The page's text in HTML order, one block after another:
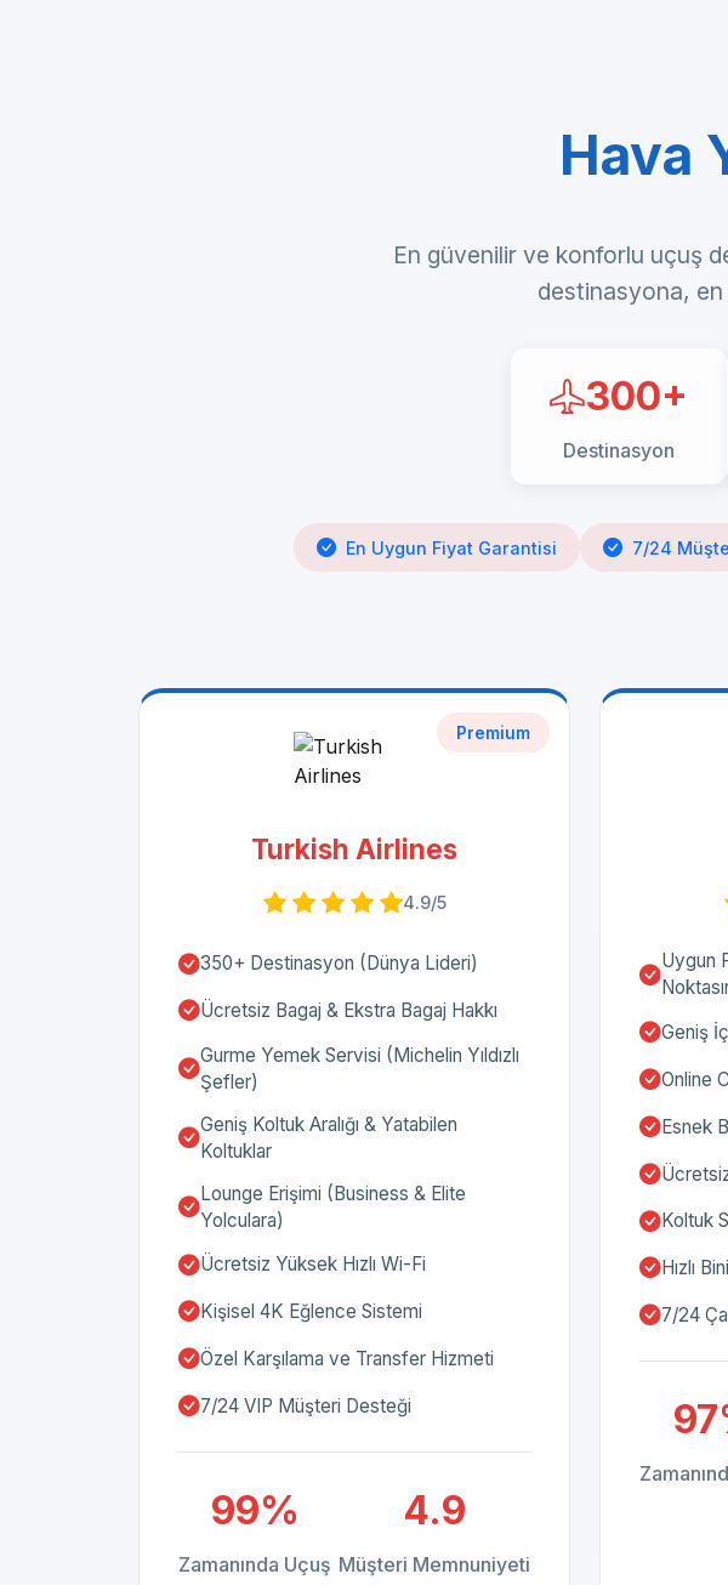
Hava
En güvenilir ve konforlu uçuş
destinasyona, en
300+
Destinasyon
En Uygun Fiyat Garantisi 7/24
Premium
Turkish Airlines
4.9/5
350+ Destinasyon (Dünya Lideri)
Ücretsiz Bagaj & Ekstra Bagaj Hakkı
Gurme Yemek Servisi (Michelin Yıldızlı
Şefler)
Geniş Koltuk Aralığı & Yatabilen
Koltuklar
Lounge Erişimi (Business & Elite
Yolculara)
Ücretsiz Yüksek Hızlı Wi-Fi
Kişisel 4K Eğlence Sistemi
Özel Karşılama ve Transfer Hizmeti
7/24 VIP Müşteri Desteği
99%
Zamanında Uçuş
4.9
Müşteri Memnuniyeti
Uygun
Geniş
Online
Esnek
Koltuk
Hızlı
7/24